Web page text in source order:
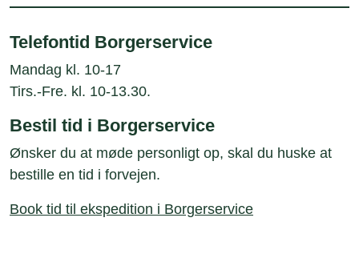
Telefontid Borgerservice
Mandag kl. 10-17
Tirs.-Fre. kl. 10-13.30.
Bestil tid i Borgerservice
Ønsker du at møde personligt op, skal du huske at
bestille en tid i forvejen.
Book tid til ekspedition i Borgerservice